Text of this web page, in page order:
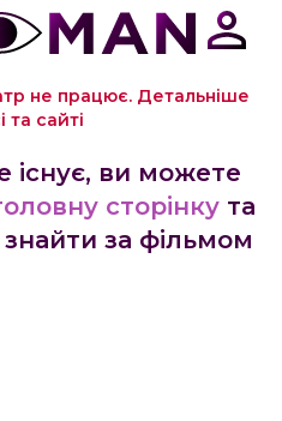
не працює. Детальніше
та сайті
існує, ви можете
сторінку та
за фільмом